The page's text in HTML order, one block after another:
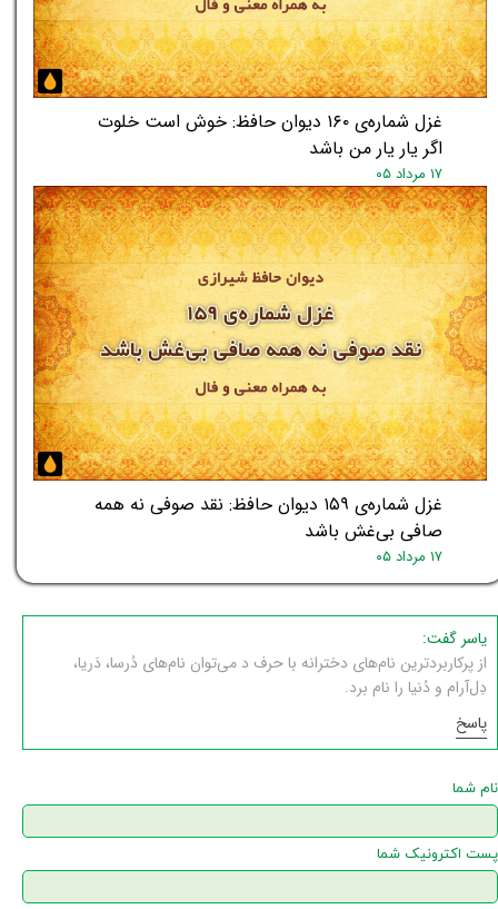
★★
غزل شماره‌ی ۱۶۰ دیوان حافظ: خوش است خلوت
اگر یار یار من باشد
۱۷ مرداد ۰۵
غزل شماره‌ی ۱۵۹ دیوان حافظ: نقد صوفی نه همه
صافی بی‌غش باشد
۱۷ مرداد ۰۵
یاسر گفت:
از پرکاربردترین نام‌های دخترانه با حرف د می‌توان نام‌های دُرسا، دَریا،
دِل‌آرام و دُنیا را نام برد.
پاسخ
نام شما
پست اکترونیک شما